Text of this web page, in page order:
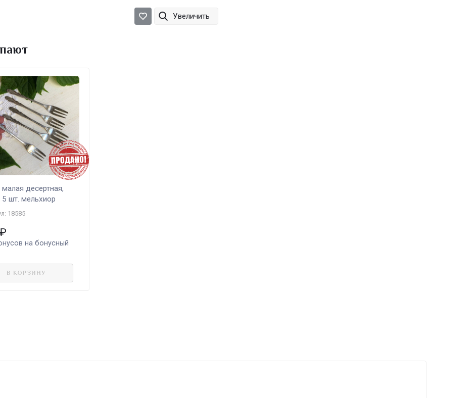
Увеличить
десертная,
5 шт. мельхиор
18585
₽
на бонусный
В КОРЗИНУ